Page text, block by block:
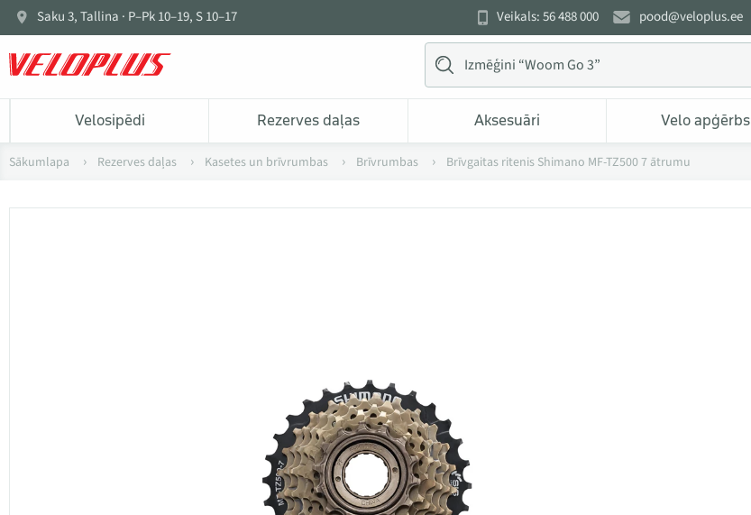
Saku 3, Tallina · P–Pk 10–19, S 10–17 Veikals: 56 488 000 pood@veloplus.ee
Velosipēdi Rezerves daļas Aksesuāri Velo apģērbs
Sākumlapa Rezerves daļas Kasetes un brīvrumbas Brīvrumbas Brīvgaitas ritenis Shimano MF-TZ500 7 ātrumu